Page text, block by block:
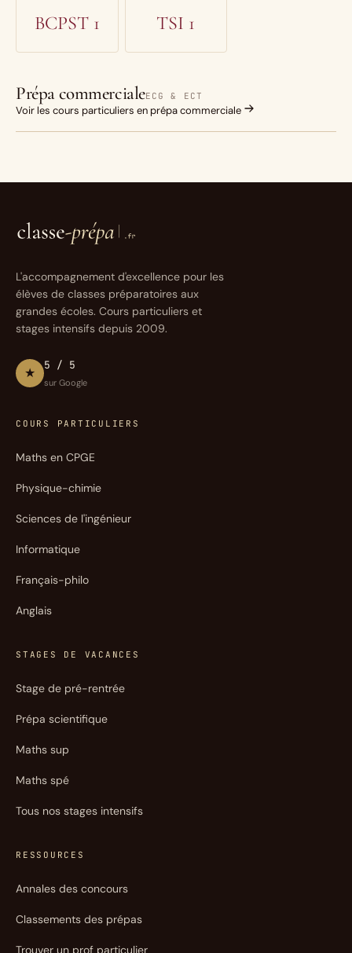
BCPST 1 TSI 1
Prépa commercialeECG & ECT
Voir les cours particuliers en prépa commerciale
L'accompagnement d'excellence pour les
élèves de classes préparatoires aux
grandes écoles. Cours particuliers et
stages intensifs depuis 2009.
★ 5 / 5
sur Google
COURS PARTICULIERS
Maths en CPGE
Physique-chimie
Sciences de l'ingénieur
Informatique
Français-philo
Anglais
STAGES DE VACANCES
Stage de pré-rentrée
Prépa scientifique
Maths sup
Maths spé
Tous nos stages intensifs
RESSOURCES
Annales des concours
Classements des prépas
Trouver un prof particulier